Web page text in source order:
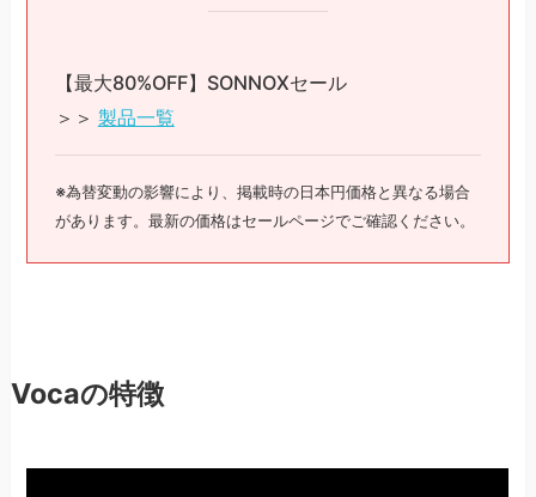
【最大80%OFF】SONNOXセール
＞＞ 製品一覧
※為替変動の影響により、掲載時の日本円価格と異なる場合
があります。最新の価格はセールページでご確認ください。
Vocaの特徴